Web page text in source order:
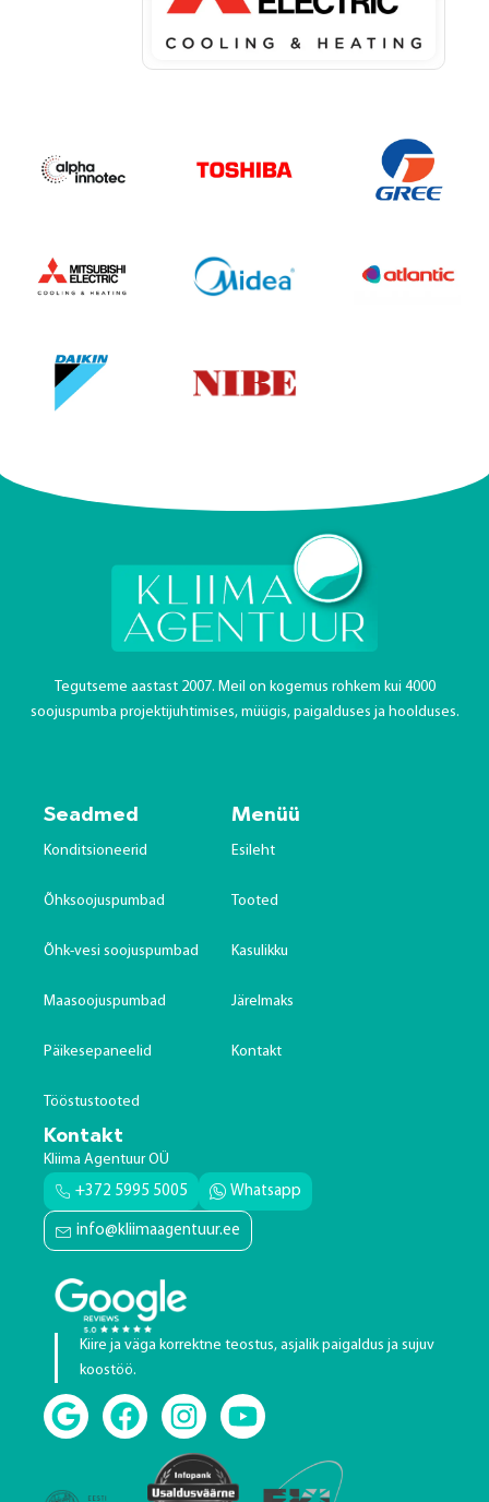
Tegutseme aastast 2007. Meil on kogemus rohkem kui 4000
soojuspumba projektijuhtimises, müügis, paigalduses ja hoolduses.
Seadmed
Konditsioneerid
Õhksoojuspumbad
Õhk-vesi soojuspumbad
Maasoojuspumbad
Päikesepaneelid
Tööstustooted
Menüü
Esileht
Tooted
Kasulikku
Järelmaks
Kontakt
Kontakt
Kliima Agentuur OÜ
+372 5995 5005
Whatsapp
info@kliimaagentuur.ee
Kiire ja väga korrektne teostus, asjalik paigaldus ja sujuv
koostöö.